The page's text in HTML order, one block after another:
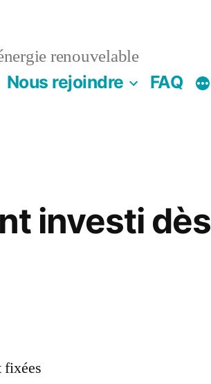
renouvelable
Nous rejoindre FAQ
investi dès
fixées